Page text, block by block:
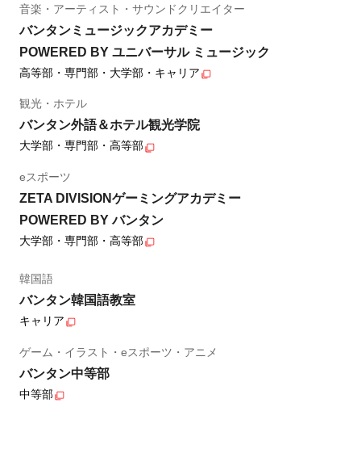
音楽・アーティスト・サウンドクリエイター
バンタンミュージックアカデミー
POWERED BY ユニバーサル ミュージック
高等部・専門部・大学部・キャリア
観光・ホテル
バンタン外語＆ホテル観光学院
大学部・専門部・高等部
eスポーツ
ZETA DIVISIONゲーミングアカデミー
POWERED BY バンタン
大学部・専門部・高等部
韓国語
バンタン韓国語教室
キャリア
ゲーム・イラスト・eスポーツ・アニメ
バンタン中等部
中等部